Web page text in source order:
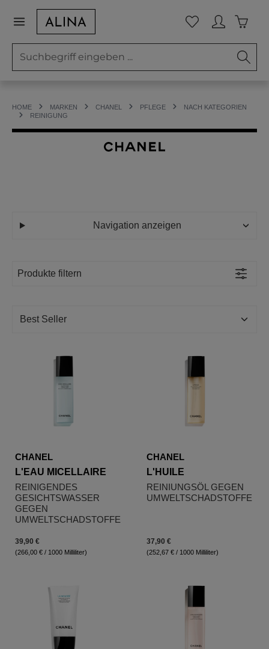
Zum Hauptinhalt springen Du hast 0
HOME MARKEN CHANEL PFLEGE
NACH KATEGORIEN
REINIGUNG
Navigation anzeigen
Produkte filtern
CHANEL
L'EAU MICELLAIRE
REINIGENDES
GESICHTSWASSER
GEGEN
UMWELTSCHADSTOFFE
39,90 €
(266,00 € / 1000 Milliliter)
CHANEL
L'HUILE
REINIUNGSÖL GEGEN
UMWELTSCHADSTOFFE
37,90 €
(252,67 € / 1000 Milliliter)